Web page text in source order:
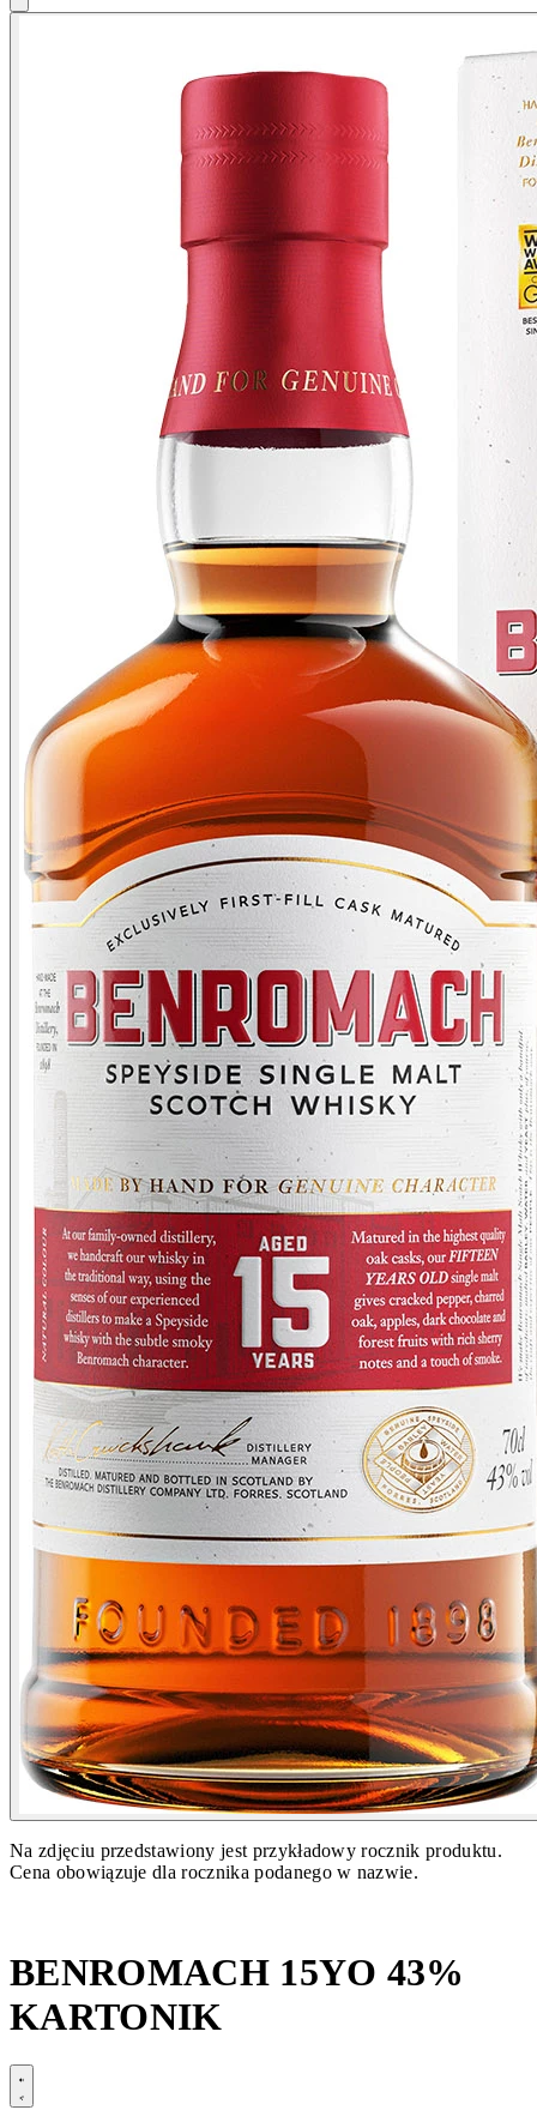
Na zdjęciu przedstawiony jest przykładowy rocznik produktu.
Cena obowiązuje dla rocznika podanego w nazwie.
BENROMACH 15YO 43%
KARTONIK